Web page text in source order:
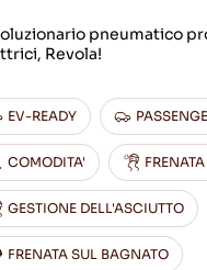
pneumatico
Revola!
EV-READY
COMODITA'
GESTIONE DELL'ASCIUTTO
FRENATA SUL BAGNATO